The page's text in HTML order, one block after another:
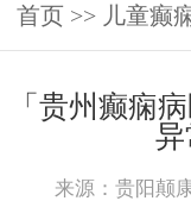
首页 >> 儿童癫
「贵州癫痫
异
来源：贵阳颠